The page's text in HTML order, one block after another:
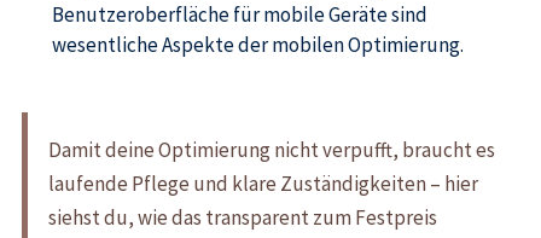
Benutzeroberfläche für mobile Geräte sind
wesentliche Aspekte der mobilen Optimierung.
Damit deine Optimierung nicht verpufft, braucht es
laufende Pflege und klare Zuständigkeiten – hier
siehst du, wie das transparent zum Festpreis